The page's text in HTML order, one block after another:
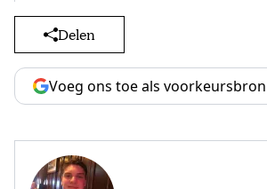
Delen
Voeg ons toe als voorkeursbron